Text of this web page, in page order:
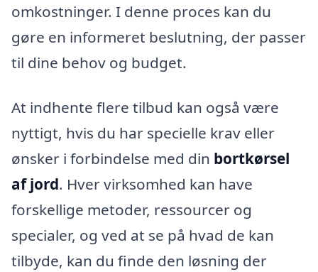
omkostninger. I denne proces kan du
gøre en informeret beslutning, der passer
til dine behov og budget.
At indhente flere tilbud kan også være
nyttigt, hvis du har specielle krav eller
ønsker i forbindelse med din bortkørsel
af jord. Hver virksomhed kan have
forskellige metoder, ressourcer og
specialer, og ved at se på hvad de kan
tilbyde, kan du finde den løsning der